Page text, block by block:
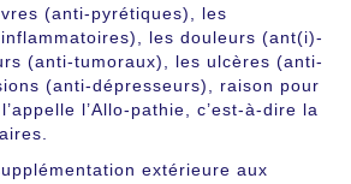
(anti-pyrétiques), les
les douleurs (ant(i)-
(anti-tumoraux), les ulcères (anti-
(anti-dépresseurs), raison pour
l’Allo-pathie, c’est-à-dire la
extérieure aux